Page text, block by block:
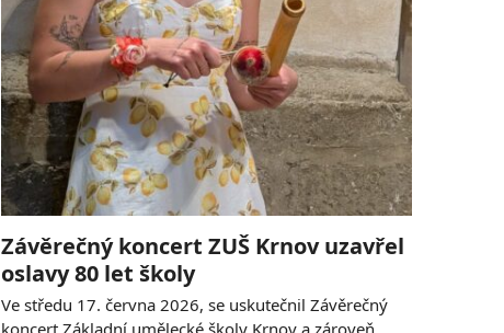
Závěrečný koncert ZUŠ Krnov uzavřel
oslavy 80 let školy
Ve středu 17. června 2026, se uskutečnil Závěrečný
koncert Základní umělecké školy Krnov a zároveň…